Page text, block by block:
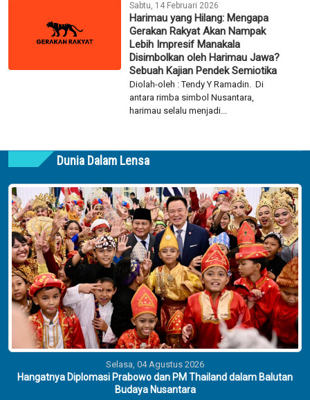
Sabtu, 14 Februari 2026
Harimau yang Hilang: Mengapa
Gerakan Rakyat Akan Nampak
Lebih Impresif Manakala
Disimbolkan oleh Harimau Jawa?
Sebuah Kajian Pendek Semiotika
Diolah-oleh : Tendy Y Ramadin. Di
antara rimba simbol Nusantara,
harimau selalu menjadi...
Dunia Dalam Lensa
Selasa, 04 Agustus 2026
Hangatnya Diplomasi Prabowo dan PM Thailand dalam Balutan
Budaya Nusantara